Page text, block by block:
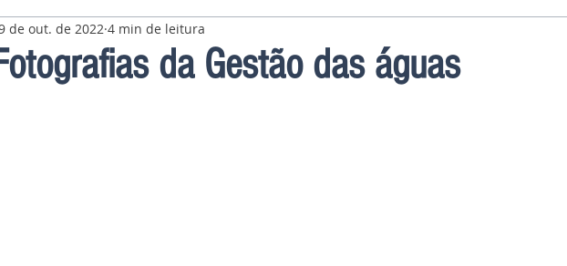
Americano
da Gestão das águas
de out. de 2022 4 min de leitura